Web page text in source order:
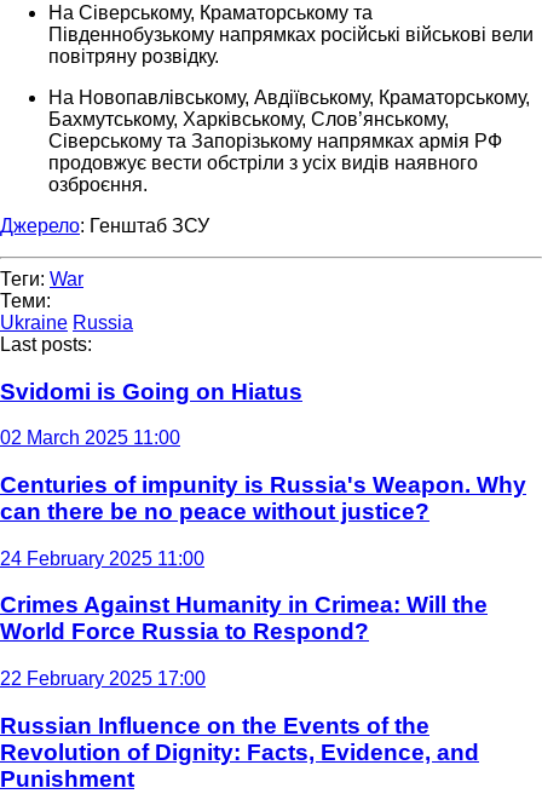
На Сіверському, Краматорському та
Південнобузькому напрямках російські військові вели
повітряну розвідку.
На Новопавлівському, Авдіївському, Краматорському,
Бахмутському, Харківському, Слов’янському,
Сіверському та Запорізькому напрямках армія РФ
продовжує вести обстріли з усіх видів наявного
озброєння.
Джерело: Генштаб ЗСУ
Теги: War
Теми:
Ukraine Russia
Last posts:
Svidomi is Going on Hiatus
02 March 2025 11:00
Centuries of impunity is Russia's Weapon. Why
can there be no peace without justice?
24 February 2025 11:00
Crimes Against Humanity in Crimea: Will the
World Force Russia to Respond?
22 February 2025 17:00
Russian Influence on the Events of the
Revolution of Dignity: Facts, Evidence, and
Punishment